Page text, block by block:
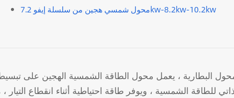
محول شمسي هجين من سلسلة إيفو 7.2kw-8.2kw-10.2kw
البطارية ، يعمل محول الطاقة الشمسية الهجين على
للطاقة الشمسية ، ويوفر طاقة احتياطية أثناء انقطاع التيار